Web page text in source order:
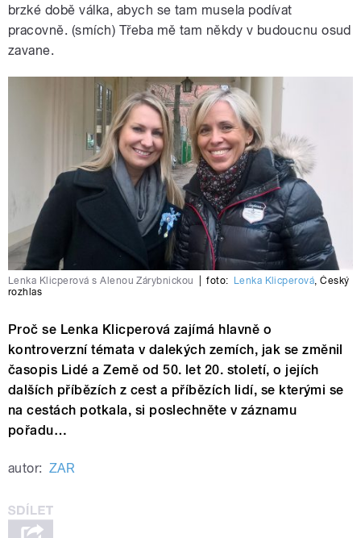
brzké době válka, abych se tam musela podívat
pracovně. (smích) Třeba mě tam někdy v budoucnu osud
zavane.
Lenka Klicperová s Alenou Zárybnickou foto: Lenka Klicperová,Český
rozhlas
Proč se Lenka Klicperová zajímá hlavně o
kontroverzní témata v dalekých zemích, jak se změnil
časopis Lidé a Země od 50. let 20. století, o jejích
dalších příbězích z cest a příbězích lidí, se kterými se
na cestách potkala, si poslechněte v záznamu
pořadu…
autor: ZAR